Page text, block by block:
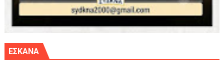
ΕΣΚΑΝΑ